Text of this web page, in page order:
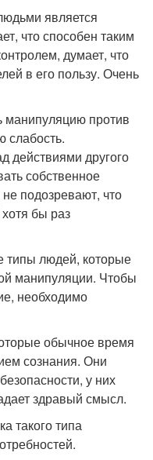
является
что способен таким
думает, что
в его пользу. Очень
манипуляцию против
слабость.
действиями другого
собственное
подозревают, что
бы раз
типы людей, которые
манипуляции. Чтобы
необходимо
обычное время
сознания. Они
у них
здравый смысл.
такого типа